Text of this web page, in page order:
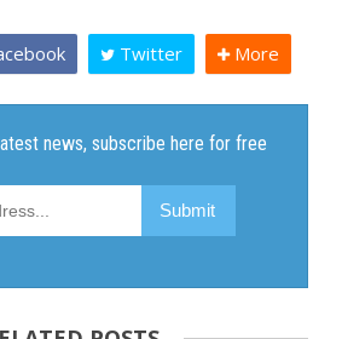
Twitter More